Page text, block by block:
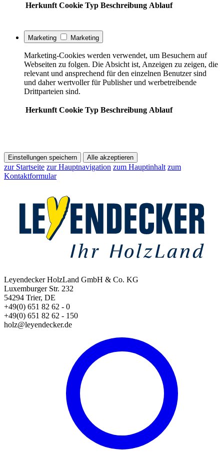
Herkunft Cookie Typ Beschreibung Ablauf
Marketing Marketing
Marketing-Cookies werden verwendet, um Besuchern auf
Webseiten zu folgen. Die Absicht ist, Anzeigen zu zeigen, die
relevant und ansprechend für den einzelnen Benutzer sind
und daher wertvoller für Publisher und werbetreibende
Drittparteien sind.
Herkunft Cookie Typ Beschreibung Ablauf
Einstellungen speichern Alle akzeptieren
zur Startseite zur Hauptnavigation zum Hauptinhalt zum
Kontaktformular
Leyendecker HolzLand GmbH & Co. KG
Luxemburger Str. 232
54294 Trier, DE
+49(0) 651 82 62 - 0
+49(0) 651 82 62 - 150
holz@leyendecker.de